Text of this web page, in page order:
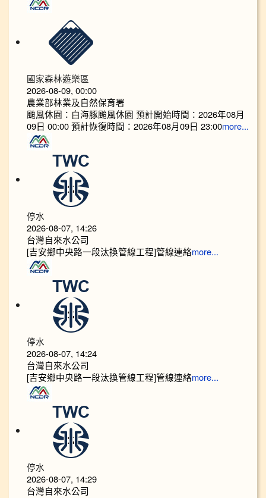
國家森林遊樂區
2026-08-09, 00:00
農業部林業及自然保育署
颱風休園：白海豚颱風休園 預計開始時間：2026年08月
09日 00:00 預計恢復時間：2026年08月09日 23:00more...
停水
2026-08-07, 14:26
台灣自來水公司
[吉安鄉中央路一段汰換管線工程]管線連絡more...
停水
2026-08-07, 14:24
台灣自來水公司
[吉安鄉中央路一段汰換管線工程]管線連絡more...
停水
2026-08-07, 14:29
台灣自來水公司